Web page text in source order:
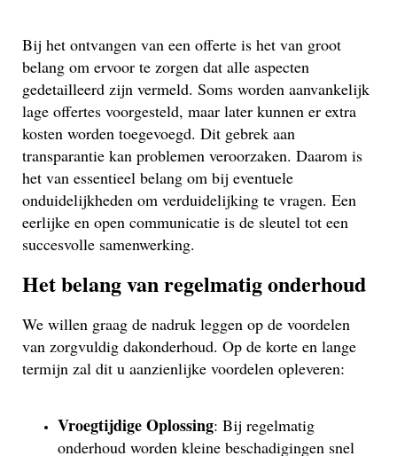
Bij het ontvangen van een offerte is het van groot
belang om ervoor te zorgen dat alle aspecten
gedetailleerd zijn vermeld. Soms worden aanvankelijk
lage offertes voorgesteld, maar later kunnen er extra
kosten worden toegevoegd. Dit gebrek aan
transparantie kan problemen veroorzaken. Daarom is
het van essentieel belang om bij eventuele
onduidelijkheden om verduidelijking te vragen. Een
eerlijke en open communicatie is de sleutel tot een
succesvolle samenwerking.
Het belang van regelmatig onderhoud
We willen graag de nadruk leggen op de voordelen
van zorgvuldig dakonderhoud. Op de korte en lange
termijn zal dit u aanzienlijke voordelen opleveren:
Vroegtijdige Oplossing: Bij regelmatig
onderhoud worden kleine beschadigingen snel